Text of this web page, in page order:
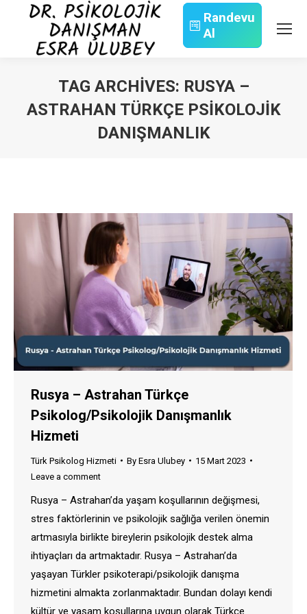
Randevu
Al
TAG ARCHIVES: RUSYA –
ASTRAHAN TÜRKÇE PSIKOLOJIK
DANIŞMANLIK
Rusya – Astrahan Türkçe
Psikolog/Psikolojik Danışmanlık
Hizmeti
Türk Psikolog Hizmeti By Esra Ulubey
15 Mart 2023
Leave a comment
Rusya – Astrahan’da yaşam koşullarının değişmesi,
stres faktörlerinin ve psikolojik sağlığa verilen önemin
artmasıyla birlikte bireylerin psikolojik destek alma
ihtiyaçları da artmaktadır. Rusya – Astrahan’da
yaşayan Türkler psikoterapi/psikolojik danışma
hizmetini almakta zorlanmaktadır. Bundan dolayı kendi
kültür ve yaşam koşullarına uygun olarak Türkçe